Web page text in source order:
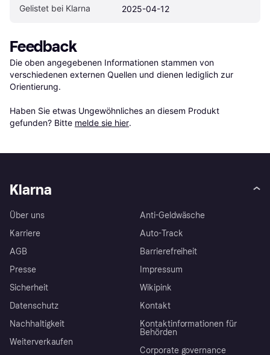
Gelistet bei Klarna 2025-04-12
Feedback
Die oben angegebenen Informationen stammen von
verschiedenen externen Quellen und dienen lediglich zur
Orientierung.
Haben Sie etwas Ungewöhnliches an diesem Produkt
gefunden? Bitte melde sie hier.
Klarna
Über uns
Karriere
AGB
Presse
Sicherheit
Datenschutz
Nachhaltigkeit
Weiterverkaufen
Anti-Geldwäsche
Auto-Track
Barrierefreiheit
Impressum
Wikipink
Kontakt
Kontaktinformationen für
Behörden
Corporate governance